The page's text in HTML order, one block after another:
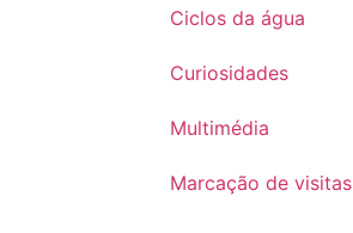
Ciclos da água
Curiosidades
Multimédia
Marcação de visitas